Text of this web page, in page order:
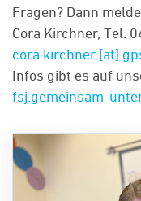
Fragen? Dann
Cora Kirchner, Tel.
cora.kirchner [at]
Infos gibt es auf
fsj.gemeinsam-